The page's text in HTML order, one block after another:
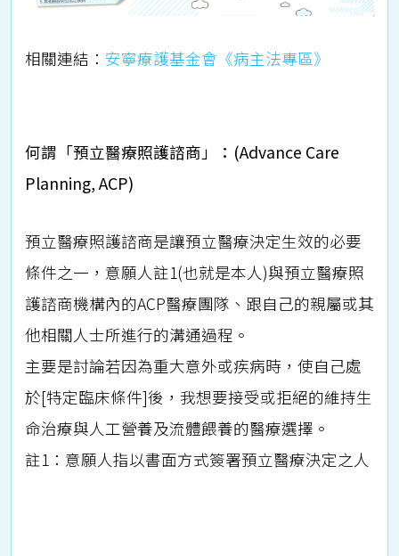
相關連結： 安寧療護基金會《病主法專區》
何謂「預立醫療照護諮商」：(Advance Care
Planning, ACP)
預立醫療照護諮商是讓預立醫療決定生效的必要
條件之一，意願人註1(也就是本人)與預立醫療照
護諮商機構內的ACP醫療團隊、跟自己的親屬或其
他相關人士所進行的溝通過程。
主要是討論若因為重大意外或疾病時，使自己處
於[特定臨床條件]後，我想要接受或拒絕的維持生
命治療與人工營養及流體餵養的醫療選擇。
註1：意願人指以書面方式簽署預立醫療決定之人